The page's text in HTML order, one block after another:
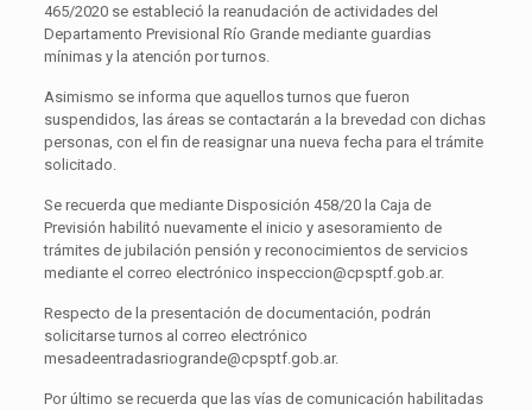
465/2020 se estableció la reanudación de actividades del
Departamento Previsional Río Grande mediante guardias
mínimas y la atención por turnos.
Asimismo se informa que aquellos turnos que fueron
suspendidos, las áreas se contactarán a la brevedad con dichas
personas, con el fin de reasignar una nueva fecha para el trámite
solicitado.
Se recuerda que mediante Disposición 458/20 la Caja de
Previsión habilitó nuevamente el inicio y asesoramiento de
trámites de jubilación pensión y reconocimientos de servicios
mediante el correo electrónico inspeccion@cpsptf.gob.ar.
Respecto de la presentación de documentación, podrán
solicitarse turnos al correo electrónico
mesadeentradasriogrande@cpsptf.gob.ar.
Por último se recuerda que las vías de comunicación habilitadas